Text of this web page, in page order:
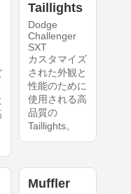
Taillights
Dodge
Challenger
SXT
カスタマイズ
された外観と
性能のために
使用される高
品質の
Taillights。
Muffler